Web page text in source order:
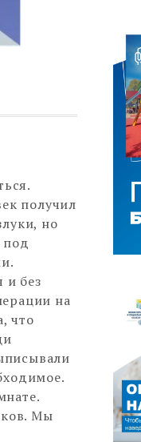
получил
но
под
и без
на
что
Мы